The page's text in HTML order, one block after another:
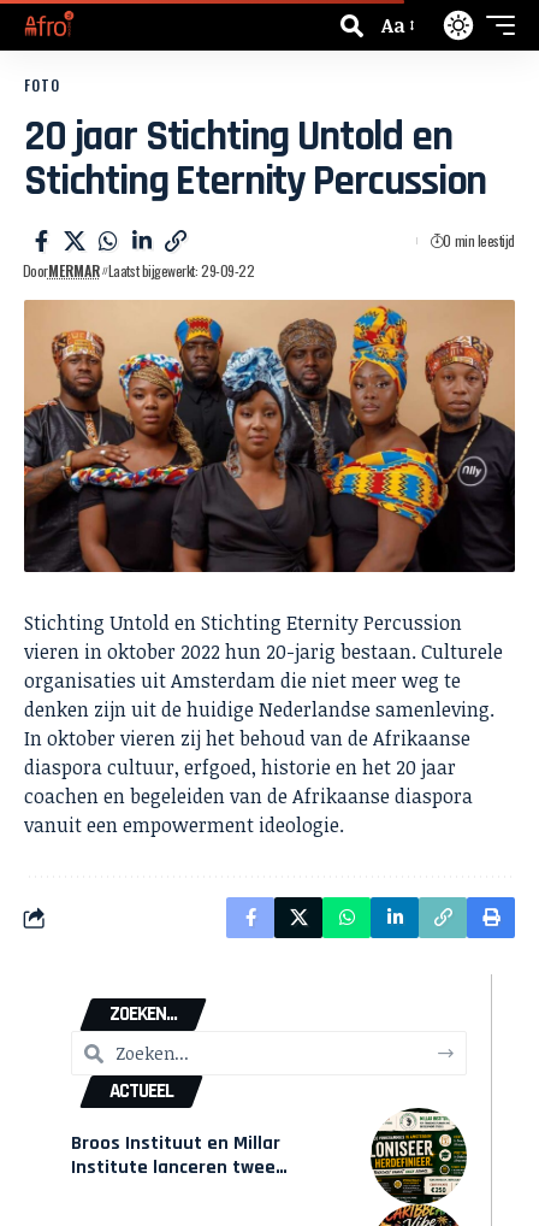
Aa
FOTO
20 jaar Stichting Untold en
Stichting Eternity Percussion
DoorMERMAR Laatst bijgewerkt: 29-09-22
0 min leestijd
Stichting Untold en Stichting Eternity Percussion
vieren in oktober 2022 hun 20-jarig bestaan. Culturele
organisaties uit Amsterdam die niet meer weg te
denken zijn uit de huidige Nederlandse samenleving.
In oktober vieren zij het behoud van de Afrikaanse
diaspora cultuur, erfgoed, historie en het 20 jaar
coachen en begeleiden van de Afrikaanse diaspora
vanuit een empowerment ideologie.
ZOEKEN...
ACTUEEL
Broos Instituut en Millar
Institute lanceren twee